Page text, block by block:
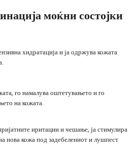
моќни состојки
хидратација и ја одржува кожата
го намалува оштетувањето и го
на кожата.
иритации и чешање, ја стимулира
нова кожа под задебелениот и лушпест